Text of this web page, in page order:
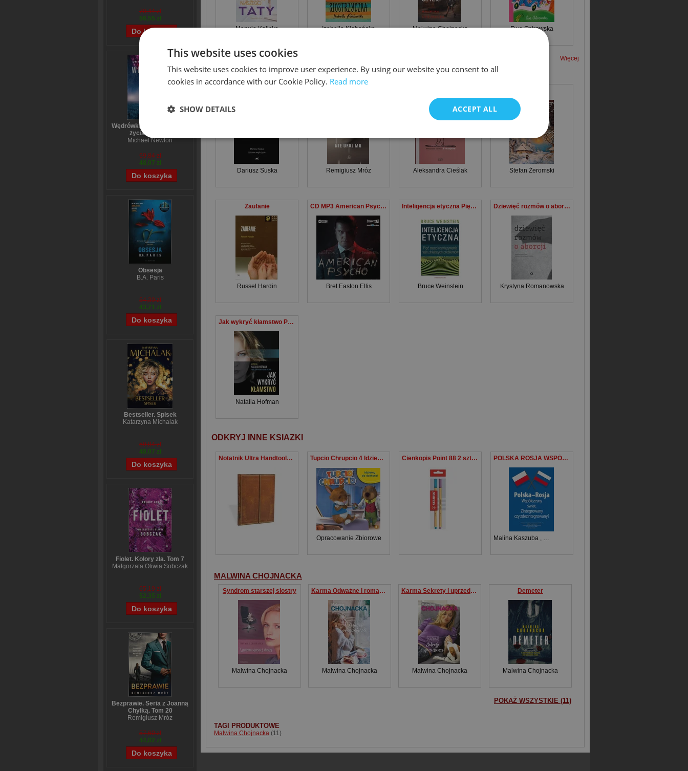
70,44 zł
56,55 zł
Wędrówka dusz Tajemnice
życia po życiu
Michael Newton
59,84 zł
48,07 zł
Obsesja
B.A. Paris
54,39 zł
43,71 zł
Bestseller. Spisek
Katarzyna Michalak
59,84 zł
48,07 zł
Fiolet. Kolory zła. Tom 7
Małgorzata Oliwia Sobczak
65,19 zł
52,35 zł
Bezprawie. Seria z Joanną
Chyłką. Tom 20
Remigiusz Mróz
57,60 zł
44,02 zł
Manula Kalicka Izabella Klebańska Malwina Chojnacka Ewa Ostrowska
Więcej
KLIENCI, KTÓRZY KUPILI TEN PRODUKT NABYLI RÓWNIEŻ
Dariusz Suska Remigiusz Mróz Aleksandra Cieślak Stefan Żeromski
Zaufanie
Russel Hardin
CD MP3 American Psycho
Bret Easton Ellis
Inteligencja etyczna Pięć zasad rozwiązywania najtrudniejszych problemów
Bruce Weinstein
Dziewięć rozmów o aborcji
Krystyna Romanowska
Jak wykryć kłamstwo Profilerka Natalia Hofman radzi, jak widzieć więcej niż inni
Natalia Hofman
ODKRYJ INNE KSIAZKI
Notatnik Ultra Handtooled gładki Tupcio Chrupcio 4 Idziemy do doktora
Opracowanie Zbiorowe
Cienkopis Point 88 2 sztuki POLSKA ROSJA WSPÓŁCZESNY ŚWIAT ZINTEGROWANY CZY ZDEZINTEGROWANY MATERIAŁY POKONFERENCYJNE
Malina Kaszuba
MALWINA CHOJNACKA
Syndrom starszej siostry
Malwina Chojnacka
Karma Odważne i romantyczne
Malwina Chojnacka
Karma Sekrety i uprzedzenia
Malwina Chojnacka
Demeter
Malwina Chojnacka
POKAŻ WSZYSTKIE (11)
TAGI PRODUKTOWE
Malwina Chojnacka (11)
This website uses cookies
This website uses cookies to improve user experience. By using our website you consent to all
cookies in accordance with our Cookie Policy. Read more
ACCEPT ALL
SHOW DETAILS